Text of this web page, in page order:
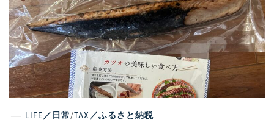
LIFE／日常/TAX／ふるさと納税